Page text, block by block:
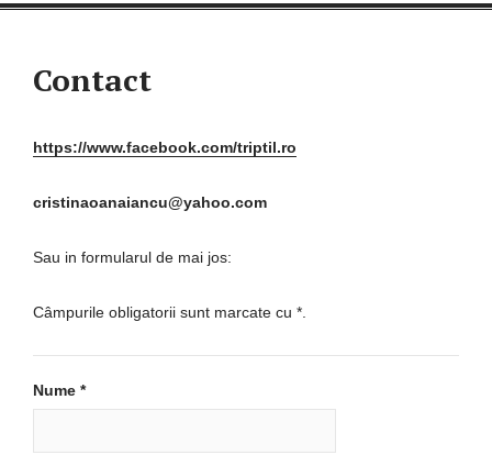
Contact
https://www.facebook.com/triptil.ro
cristinaoanaiancu@yahoo.com
Sau in formularul de mai jos:
Câmpurile obligatorii sunt marcate cu *
Nume *